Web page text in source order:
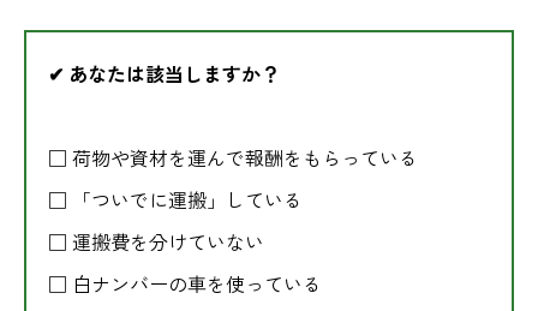
✔ あなたは該当しますか？
□ 荷物や資材を運んで報酬をもらっている
□ 「ついでに運搬」している
□ 運搬費を分けていない
□ 白ナンバーの車を使っている